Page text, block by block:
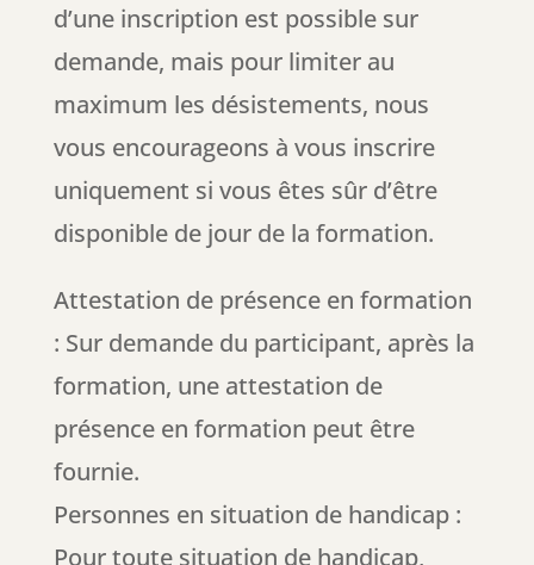
d’une inscription est possible sur
demande, mais pour limiter au
maximum les désistements, nous
vous encourageons à vous inscrire
uniquement si vous êtes sûr d’être
disponible de jour de la formation.
Attestation de présence en formation
: Sur demande du participant, après la
formation, une attestation de
présence en formation peut être
fournie.
Personnes en situation de handicap :
Pour toute situation de handicap,